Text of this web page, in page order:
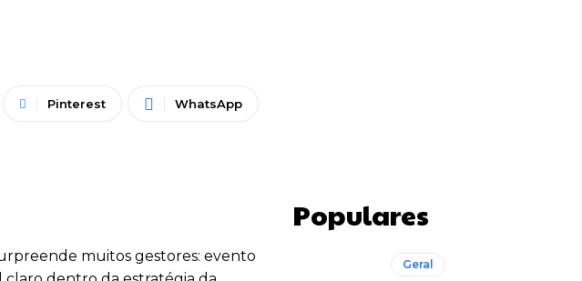
Pinterest WhatsApp
muitos gestores: evento
Populares
Geral